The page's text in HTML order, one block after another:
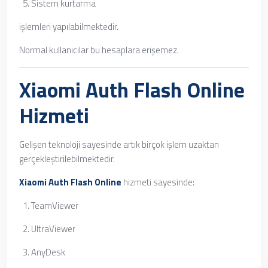
Sistem kurtarma
işlemleri yapılabilmektedir.
Normal kullanıcılar bu hesaplara erişemez.
Xiaomi Auth Flash Online
Hizmeti
Gelişen teknoloji sayesinde artık birçok işlem uzaktan
gerçekleştirilebilmektedir.
Xiaomi Auth Flash Online hizmeti sayesinde:
TeamViewer
UltraViewer
AnyDesk